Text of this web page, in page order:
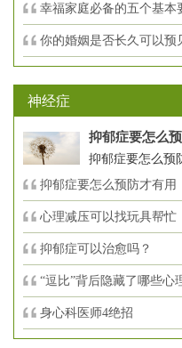
幸福家庭必备的五个基本
你的婚姻是否长久可以预
神经症
抑郁症要怎么
抑郁症要怎么预
抑郁症要怎么预防才有用
心理减压可以找玩具帮忙
抑郁症可以治愈吗？
“逗比”背后隐藏了哪些心
身心科医师4绝招